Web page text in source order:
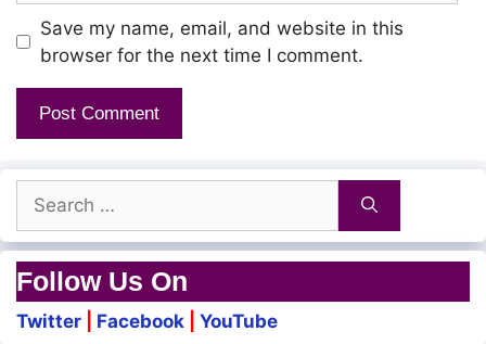
Ae… ae… ae… ae… aeae…
Malligai panjanai virikkattumae!
Angu mangaiyin thaamarai Sirikkattumae!
Illaiyinnaammal kodukkattumae!
Save my name, email, and website in this
browser for the next time I comment.
for:
Follow Us On
Twitter Facebook YouTube